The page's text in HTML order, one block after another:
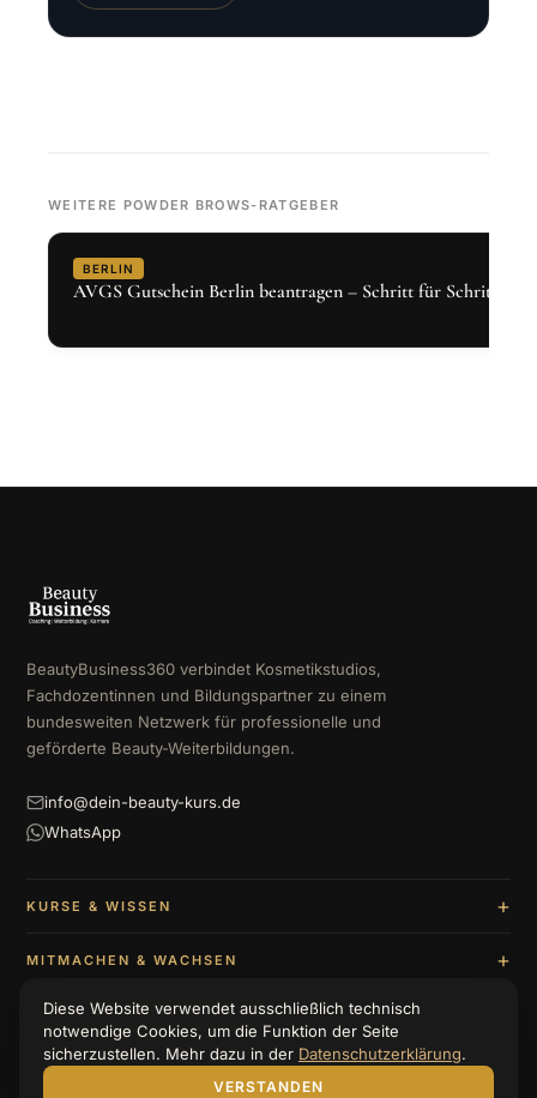
WEITERE POWDER BROWS-RATGEBER
BERLIN
AVGS Gutschein Berlin beantragen – Schritt für Schritt 2026
BeautyBusiness360 verbindet Kosmetikstudios,
Fachdozentinnen und Bildungspartner zu einem
bundesweiten Netzwerk für professionelle und
geförderte Beauty-Weiterbildungen.
info@dein-beauty-kurs.de
WhatsApp
KURSE & WISSEN
MITMACHEN & WACHSEN
UNTERNEHMEN & BERATUNG
Diese Website verwendet ausschließlich technisch
notwendige Cookies, um die Funktion der Seite
sicherzustellen. Mehr dazu in der Datenschutzerklärung.
VERSTANDEN